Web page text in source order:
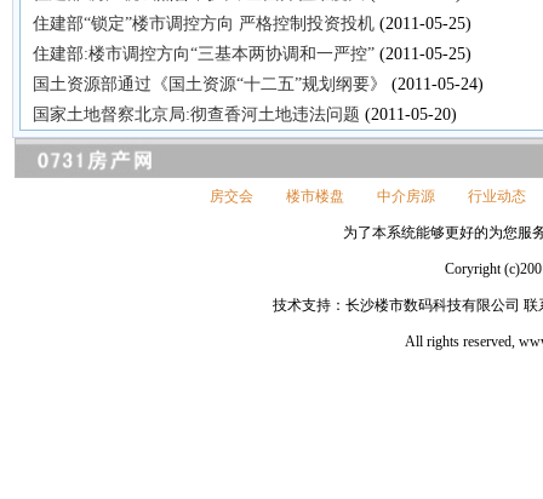
住建部“锁定”楼市调控方向 严格控制投资投机 (2011-05-25)
住建部:楼市调控方向“三基本两协调和一严控” (2011-05-25)
国土资源部通过《国土资源“十二五”规划纲要》
(2011-05-24)
国家土地督察北京局:彻查香河土地违法问题 (2011-05-20)
房交会 楼市楼盘 中介房源 行业动态
为了本系统能够更好的为您服
Coryright
技术支持：长沙楼市数码科技有限公司 联
All rights reserved,